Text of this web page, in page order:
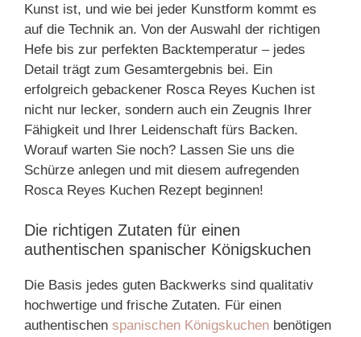
Kunst ist, und wie bei jeder Kunstform kommt es
auf die Technik an. Von der Auswahl der richtigen
Hefe bis zur perfekten Backtemperatur – jedes
Detail trägt zum Gesamtergebnis bei. Ein
erfolgreich gebackener Rosca Reyes Kuchen ist
nicht nur lecker, sondern auch ein Zeugnis Ihrer
Fähigkeit und Ihrer Leidenschaft fürs Backen.
Worauf warten Sie noch? Lassen Sie uns die
Schürze anlegen und mit diesem aufregenden
Rosca Reyes Kuchen Rezept beginnen!
Die richtigen Zutaten für einen
authentischen spanischer Königskuchen
Die Basis jedes guten Backwerks sind qualitativ
hochwertige und frische Zutaten. Für einen
authentischen spanischen Königskuchen benötigen